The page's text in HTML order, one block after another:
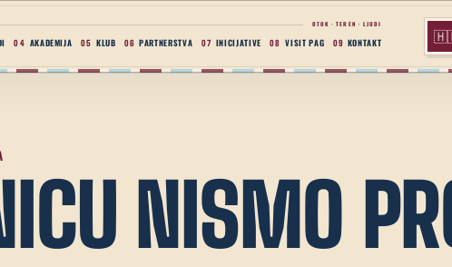
OTOK · TEREN · LJUDI
04 AKADEMIJA 05 KLUB 06 PARTNERSTVA 07 INICIJATIVE 08 VISIT PAG 09 KONTAKT
NISMO